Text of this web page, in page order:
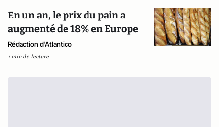
En un an, le prix du pain a
augmenté de 18% en Europe
Rédaction d'Atlantico
1 min de lecture